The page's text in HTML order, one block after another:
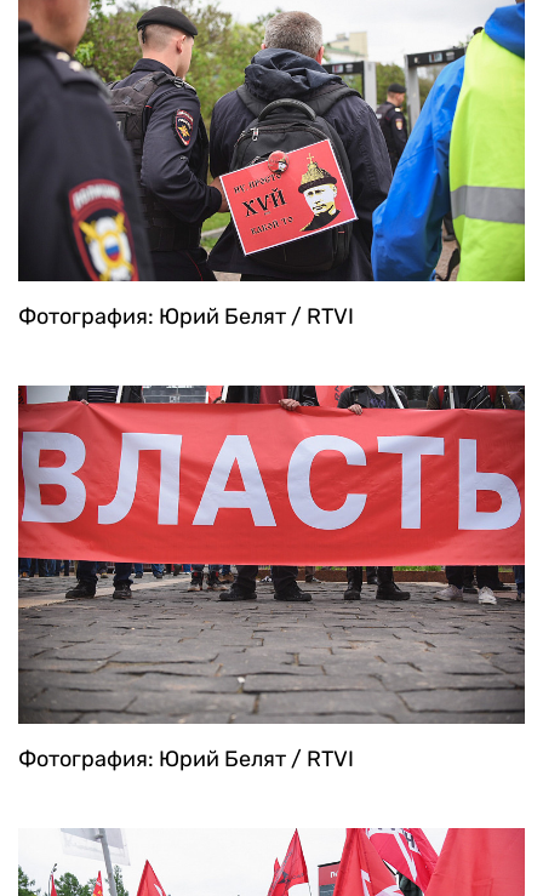
Фотография: Юрий Белят / RTVI
Фотография: Юрий Белят / RTVI